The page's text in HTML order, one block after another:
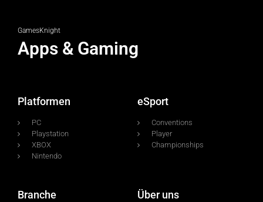
GamesKnight
Apps & Gaming
Platformen
PC
Playstation
XBOX
Nintendo
eSport
Conventions
Player
Championships
Branche Über uns